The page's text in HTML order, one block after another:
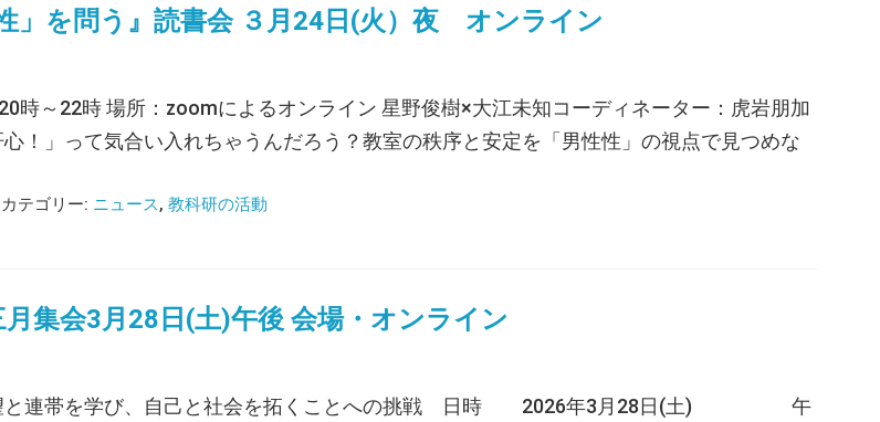
」を問う』読書会 ３月24日(火）夜 オンライン
時～22時 場所：zoomによるオンライン 星野俊樹×大江未知コーディネーター：虎岩朋加
！」って気合い入れちゃうんだろう？教室の秩序と安定を「男性性」の視点で見つめな
カテゴリー: ニュース, 教科研の活動
集会3月28日(土)午後 会場・オンライン
連帯を学び、自己と社会を拓くことへの挑戦 日時 2026年3月28日(土) 午